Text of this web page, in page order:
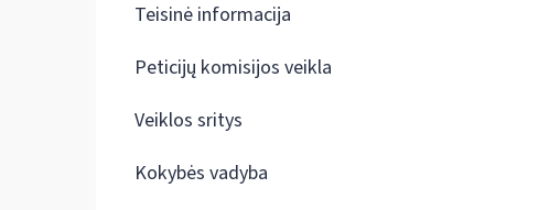
Teisinė informacija
Peticijų komisijos veikla
Veiklos sritys
Kokybės vadyba